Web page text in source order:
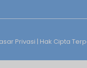
Privasi | Hak Cipta